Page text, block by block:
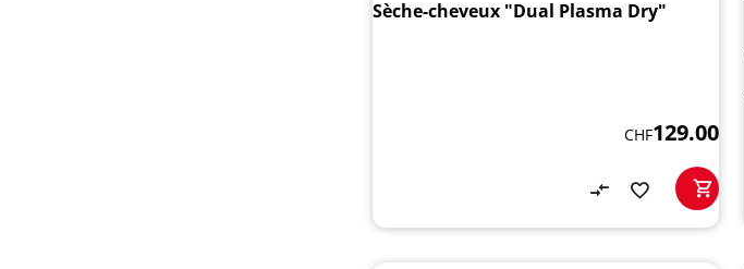
Sèche-cheveux "Dual Plasma Dry"
CHF129.00